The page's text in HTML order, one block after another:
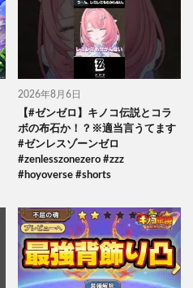
2026年8月6日
【#ゼンゼロ】キノコ伝説とコラ
ボの布石か！？※適当言うてます
#ゼンレスゾーンゼロ
#zenlesszonezero #zzz
#hoyoverse #shorts